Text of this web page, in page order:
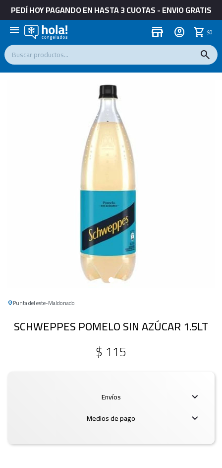
PEDÍ HOY PAGANDO EN HASTA 3 CUOTAS - ENVIO GRATIS
menu store $0
Punta del este Maldonado
SCHWEPPES POMELO SIN AZÚCAR 1.5LT
$ 115
Envíos
Medios de pago